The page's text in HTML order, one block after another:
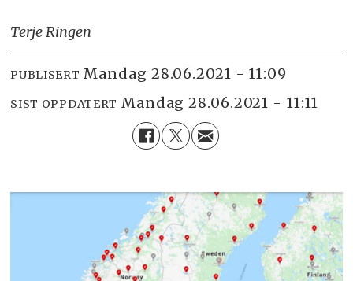
Terje Ringen
PUBLISERT mandag 28.06.2021 - 11:09
SIST OPPDATERT mandag 28.06.2021 - 11:11